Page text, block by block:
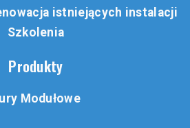
istniejących instalacji
Szkolenia
Produkty
Modułowe